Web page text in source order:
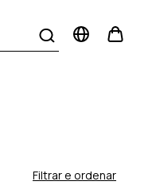
Filtrar e ordenar